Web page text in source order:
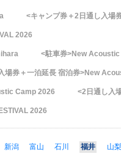
<キャンプ券＋2日通し入
2026
<駐車券>New
場券＋一泊延長 宿泊券>New
Camp 2026 <2日通し入
2026
新潟 富山 石川 福井 山梨